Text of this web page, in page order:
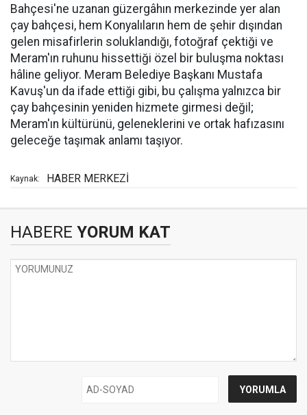
Bahçesi'ne uzanan güzergâhın merkezinde yer alan
çay bahçesi, hem Konyalıların hem de şehir dışından
gelen misafirlerin soluklandığı, fotoğraf çektiği ve
Meram'ın ruhunu hissettiği özel bir buluşma noktası
hâline geliyor. Meram Belediye Başkanı Mustafa
Kavuş'un da ifade ettiği gibi, bu çalışma yalnızca bir
çay bahçesinin yeniden hizmete girmesi değil;
Meram'ın kültürünü, geleneklerini ve ortak hafızasını
geleceğe taşımak anlamı taşıyor.
Kaynak: HABER MERKEZİ
HABERE YORUM KAT